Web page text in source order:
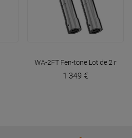
WA-2FT Fen-tone Lot de 2
1 349 €